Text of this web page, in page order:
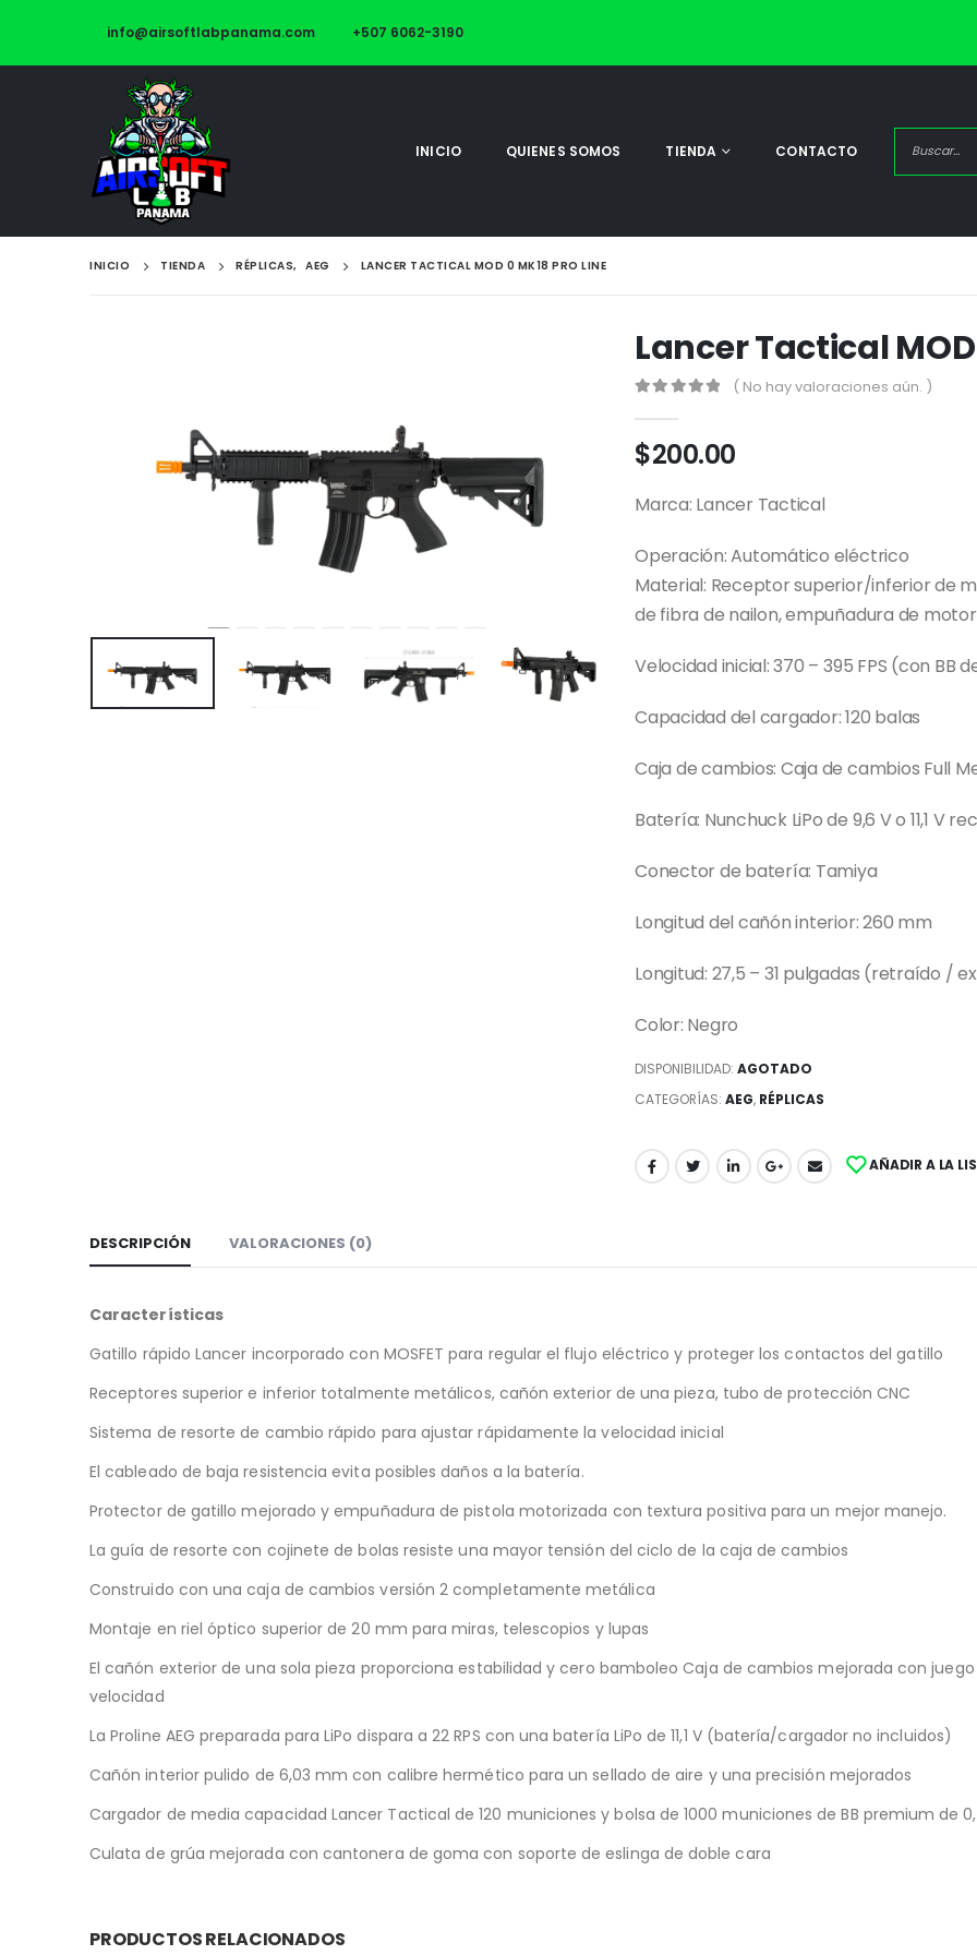
info@airsoftlabpanama.com +507 6062-3190
INICIO QUIENES SOMOS TIENDA CONTACTO
INICIO TIENDA RÉPLICAS, AEG LANCER TACTICAL MOD 0 MK18 PRO LINE
Lancer Tactical MOD
( No hay valoraciones aún. )
$200.00
Marca: Lancer Tactical
Operación: Automático eléctrico
Material: Receptor superior/inferior de
de fibra de nailon, empuñadura de motor
Velocidad inicial: 370 – 395 FPS (con BB
Capacidad del cargador: 120 balas
Caja de cambios: Caja de cambios Full
Batería: Nunchuck LiPo de 9,6 V o 11,1 V
Conector de batería: Tamiya
Longitud del cañón interior: 260 mm
Longitud: 27,5 – 31 pulgadas (retraído /
Color: Negro
DISPONIBILIDAD: AGOTADO
CATEGORÍAS: AEG, RÉPLICAS
AÑADIR A LA
DESCRIPCIÓN VALORACIONES (0)
Características
Gatillo rápido Lancer incorporado con MOSFET para regular el flujo eléctrico y proteger los contactos del gatillo
Receptores superior e inferior totalmente metálicos, cañón exterior de una pieza, tubo de protección CNC
Sistema de resorte de cambio rápido para ajustar rápidamente la velocidad inicial
El cableado de baja resistencia evita posibles daños a la batería.
Protector de gatillo mejorado y empuñadura de pistola motorizada con textura positiva para un mejor manejo.
La guía de resorte con cojinete de bolas resiste una mayor tensión del ciclo de la caja de cambios
Construido con una caja de cambios versión 2 completamente metálica
Montaje en riel óptico superior de 20 mm para miras, telescopios y lupas
El cañón exterior de una sola pieza proporciona estabilidad y cero bamboleo Caja de cambios mejorada con
velocidad
La Proline AEG preparada para LiPo dispara a 22 RPS con una batería LiPo de 11,1 V (batería/cargador no incluidos)
Cañón interior pulido de 6,03 mm con calibre hermético para un sellado de aire y una precisión mejorados
Cargador de media capacidad Lancer Tactical de 120 municiones y bolsa de 1000 municiones de BB premium de
Culata de grúa mejorada con cantonera de goma con soporte de eslinga de doble cara
PRODUCTOS RELACIONADOS